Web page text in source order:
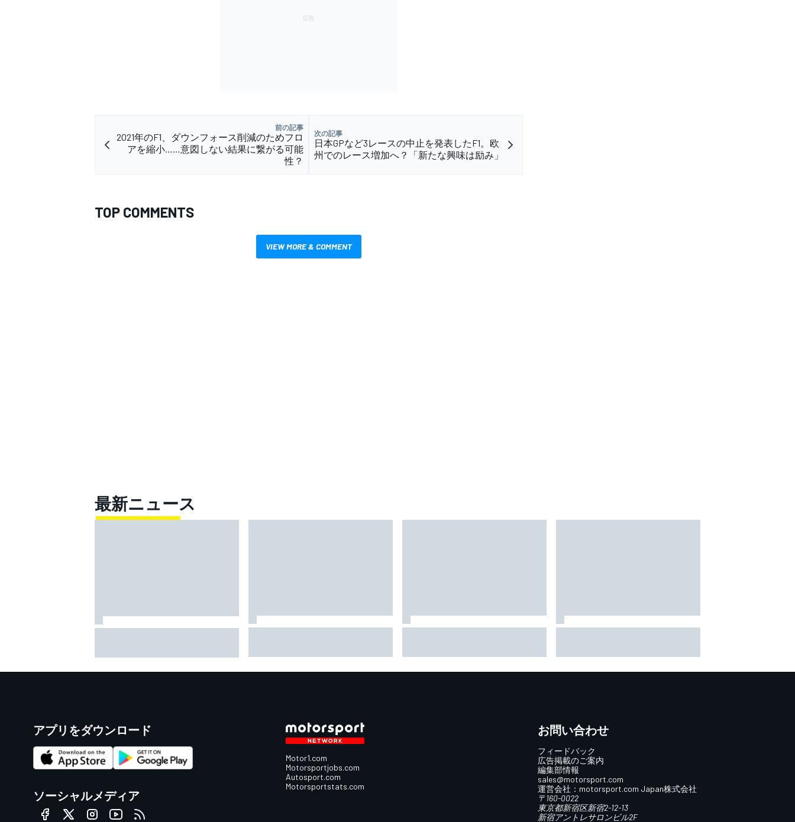
前の記事
2021年のF1、ダウンフォース削減のためフロ
アを縮小……意図しない結果に繋がる可能
性？
次の記事
日本GPなど3レースの中止を発表したF1。欧
州でのレース増加へ？「新たな興味は励み」
TOP COMMENTS
VIEW MORE & COMMENT
最新ニュース
ていた？
アプリをダウンロード
ソーシャルメディア
Motor1.com
Motorsportjobs.com
Autosport.com
Motorsportstats.com
お問い合わせ
フィードバック
広告掲載のご案内
編集部情報
sales@motorsport.com
運営会社： motorsport.com Japan株式会社
〒160-0022
東京都新宿区新宿2-12-13
新宿アントレサロンビル2F